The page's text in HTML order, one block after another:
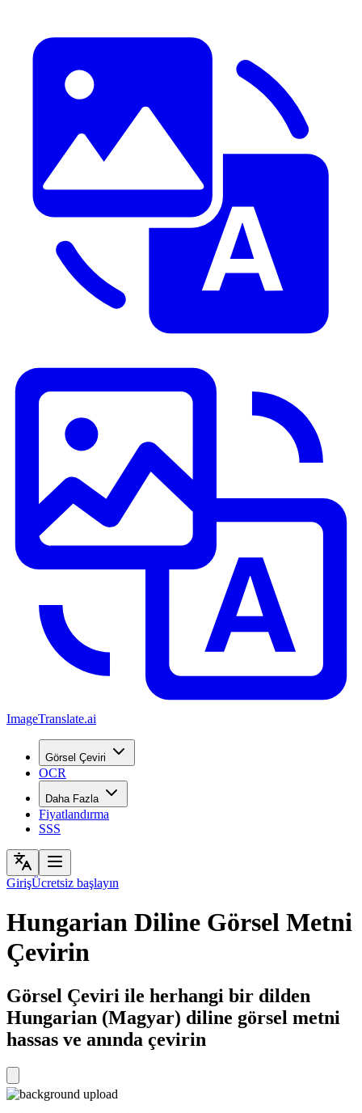
ImageTranslate.ai
Görsel Çeviri
OCR
Daha Fazla
Fiyatlandırma
SSS
GirişÜcretsiz başlayın
Hungarian Diline Görsel Metni
Çevirin
Görsel Çeviri ile herhangi bir dilden
Hungarian (Magyar) diline görsel metni
hassas ve anında çevirin